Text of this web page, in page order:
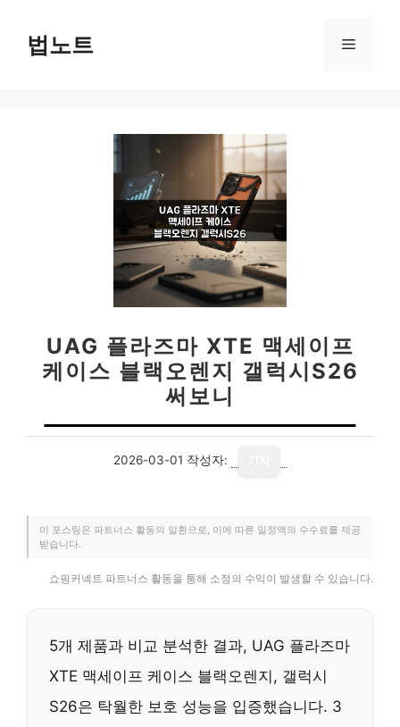
법노트 메
UAG 플라즈마 XTE 맥세이프
케이스 블랙오렌지 갤럭시S26
써보니
2026-03-01 작성자:
이 포스팅은 파트너스 활동의 일환으로, 이에 따른 일정액의 수수료를 제공
받습니다.
쇼핑커넥트 파트너스 활동을 통해 소정의 수익이 발생할 수 있습니다.
5개 제품과 비교 분석한 결과, UAG 플라즈마
XTE 맥세이프 케이스 블랙오렌지, 갤럭시
S26은 탁월한 보호 성능을 입증했습니다. 3